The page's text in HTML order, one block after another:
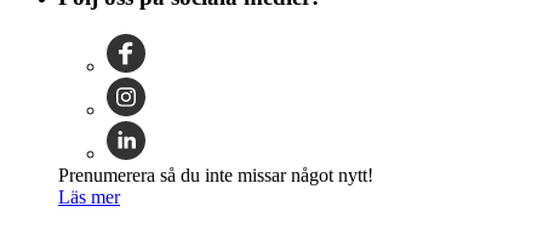
Prenumerera så du inte missar något nytt!
Läs mer